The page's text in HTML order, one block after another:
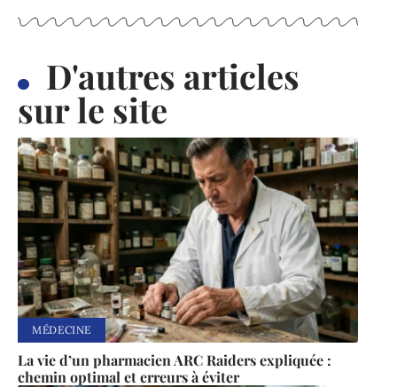
D'autres articles
sur le site
MÉDECINE
La vie d’un pharmacien ARC Raiders expliquée :
chemin optimal et erreurs à éviter